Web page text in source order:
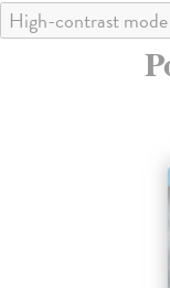
High-contrast mode